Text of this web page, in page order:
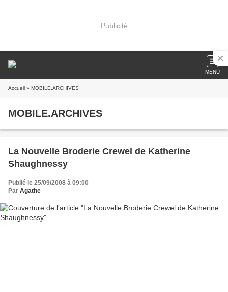
Publicité
MENU
Accueil » MOBILE.ARCHIVES
MOBILE.ARCHIVES
La Nouvelle Broderie Crewel de Katherine
Shaughnessy
Publié le 25/09/2008 à 09:00
Par Agathe